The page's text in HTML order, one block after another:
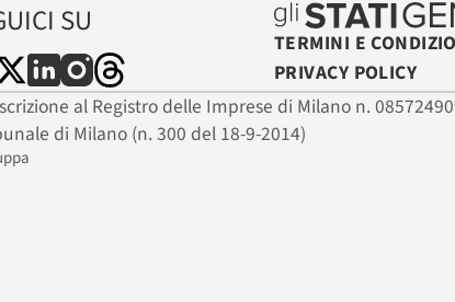
SU
TERMINI E
PRIVACY POLICY
al Registro delle Imprese di Milano n.
di Milano (n. 300 del 18-9-2014)